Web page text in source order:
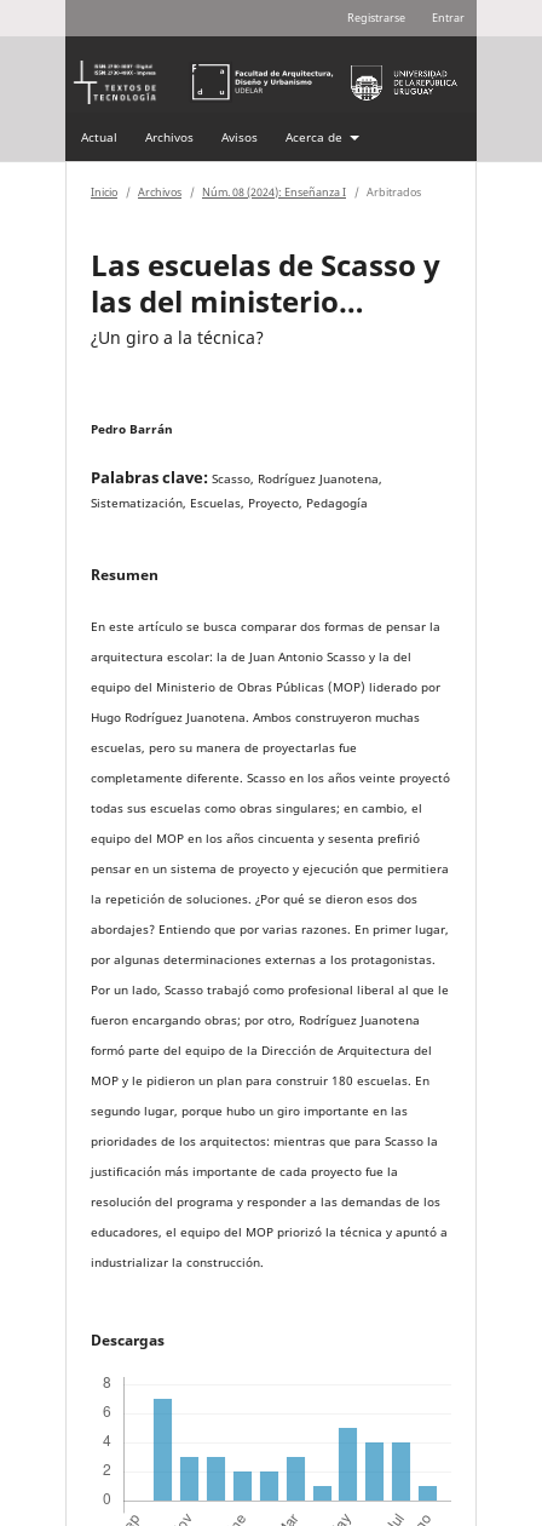
Actual Archivos Avisos Acerca de
Registrarse Entrar
Inicio / Archivos / Núm. 08 (2024): Enseñanza I / Arbitrados
Las escuelas de Scasso y
las del ministerio…
¿Un giro a la técnica?
Pedro Barrán
Palabras clave: Scasso, Rodríguez Juanotena,
Sistematización, Escuelas, Proyecto, Pedagogía
Resumen
En este artículo se busca comparar dos formas de pensar la
arquitectura escolar: la de Juan Antonio Scasso y la del
equipo del Ministerio de Obras Públicas (MOP) liderado por
Hugo Rodríguez Juanotena. Ambos construyeron muchas
escuelas, pero su manera de proyectarlas fue
completamente diferente. Scasso en los años veinte proyectó
todas sus escuelas como obras singulares; en cambio, el
equipo del MOP en los años cincuenta y sesenta prefirió
pensar en un sistema de proyecto y ejecución que permitiera
la repetición de soluciones. ¿Por qué se dieron esos dos
abordajes? Entiendo que por varias razones. En primer lugar,
por algunas determinaciones externas a los protagonistas.
Por un lado, Scasso trabajó como profesional liberal al que le
fueron encargando obras; por otro, Rodríguez Juanotena
formó parte del equipo de la Dirección de Arquitectura del
MOP y le pidieron un plan para construir 180 escuelas. En
segundo lugar, porque hubo un giro importante en las
prioridades de los arquitectos: mientras que para Scasso la
justificación más importante de cada proyecto fue la
resolución del programa y responder a las demandas de los
educadores, el equipo del MOP priorizó la técnica y apuntó a
industrializar la construcción.
Descargas